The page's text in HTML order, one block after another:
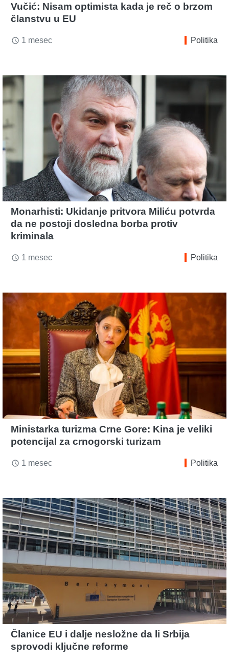
Vučić: Nisam optimista kada je reč o brzom
članstvu u EU
access_time 1 mesec Politika
Monarhisti: Ukidanje pritvora Miliću potvrda
da ne postoji dosledna borba protiv
kriminala
access_time 1 mesec Politika
Ministarka turizma Crne Gore: Kina je veliki
potencijal za crnogorski turizam
access_time 1 mesec Politika
Članice EU i dalje nesložne da li Srbija
sprovodi ključne reforme